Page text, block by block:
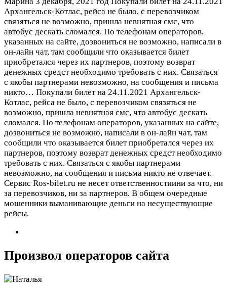
Архангельск-Котлас, рейса не было, с перевозчиком
связяться не возможно, пришла невнятная смс, что
автобус дескать сломался. По телефонам операторов,
указанных на сайте, дозвониться не возможно, написали в
он-лайн чат, там сообщили что оказывается билет
приобретался через их партнеров, поэтому возврат
денежных средст необходимо требовать с них. Связаться
с якобы партнерами невозможно, на сообщения и письма
никто… Покупали билет на 24.11.2021 Архангельск-
Котлас, рейса не было, с перевозчиком связяться не
возможно, пришла невнятная смс, что автобус дескать
сломался. По телефонам операторов, указанных на сайте,
дозвониться не возможно, написали в он-лайн чат, там
сообщили что оказывается билет приобретался через их
партнеров, поэтому возврат денежных средст необходимо
требовать с них. Связаться с якобы партнерами
невозможно, на сообщения и письма никто не отвечает.
Сервис Ros-bilet.ru не несет ответственностиини за что, ни
за перевозчиков, ни за партнеров. В общем очередные
мошенники выманивающие деньги на несуществующие
рейсы.
Произвол операторов сайта